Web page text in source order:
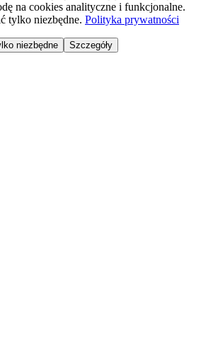
na cookies analityczne i funkcjonalne.
tylko niezbędne. Polityka prywatności
niezbędne Szczegóły